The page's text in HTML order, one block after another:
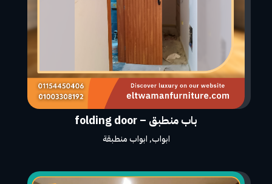
باب منطبق – folding door
ابواب,ابواب منطبقة